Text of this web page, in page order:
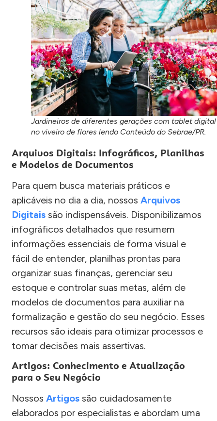
Jardineiros de diferentes gerações com tablet digital
no viveiro de flores lendo Conteúdo do Sebrae/PR.
Arquivos Digitais: Infográficos, Planilhas
e Modelos de Documentos
Para quem busca materiais práticos e
aplicáveis no dia a dia, nossos Arquivos
Digitais são indispensáveis. Disponibilizamos
infográficos detalhados que resumem
informações essenciais de forma visual e
fácil de entender, planilhas prontas para
organizar suas finanças, gerenciar seu
estoque e controlar suas metas, além de
modelos de documentos para auxiliar na
formalização e gestão do seu negócio. Esses
recursos são ideais para otimizar processos e
tomar decisões mais assertivas.
Artigos: Conhecimento e Atualização
para o Seu Negócio
Nossos Artigos são cuidadosamente
elaborados por especialistas e abordam uma